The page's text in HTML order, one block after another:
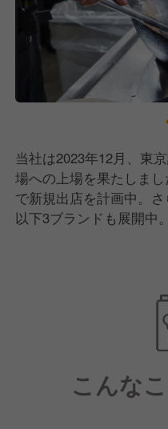
当社は2023年12月、東
場への上場を果たしま
で新規出店を計画中。
以下3ブランドも展開中。
た。もちろん、魁力屋
も多くのお客さまが変
は、ずっと接客にこだ
「魁力屋がないと困る」
こんな